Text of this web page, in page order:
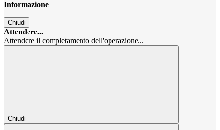
Informazione
Chiudi
Attendere...
Attendere il completamento dell'operazione...
Chiudi